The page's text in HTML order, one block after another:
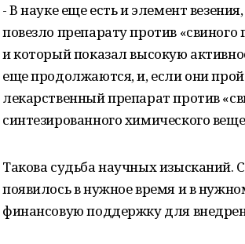
- В науке еще есть и элемент
повезло препарату против
и который показал высокую
еще продолжаются, и, если они
лекарственный препарат против
синтезированного химического
Такова судьба научных
появилось в нужное время и в
финансовую поддержку для